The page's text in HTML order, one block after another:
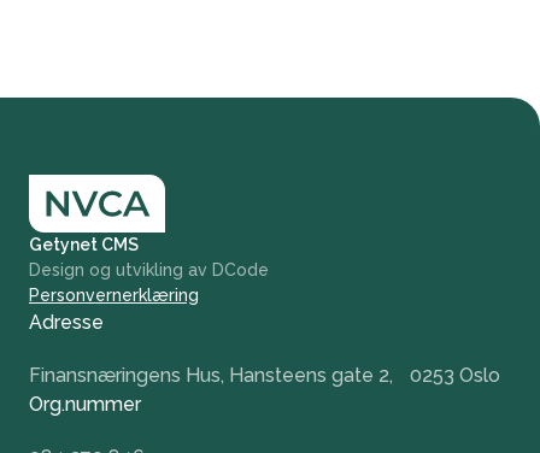
Getynet CMS
Design og utvikling av DCode
Personvernerklæring
Adresse
Finansnæringens Hus, Hansteens gate 2, 0253 Oslo
Org.nummer